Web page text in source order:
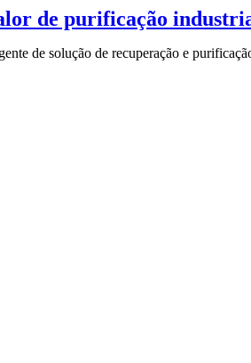
de purificação
de solução de recuperação e